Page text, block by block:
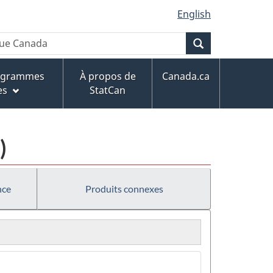
English
À propos de
StatCan
Canada.ca
Produits connexes